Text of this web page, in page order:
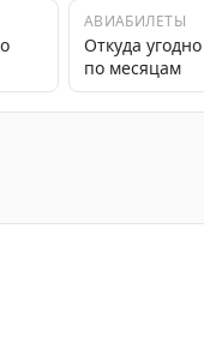
АВИАБИЛЕТЫ
Откуда
по месяцам